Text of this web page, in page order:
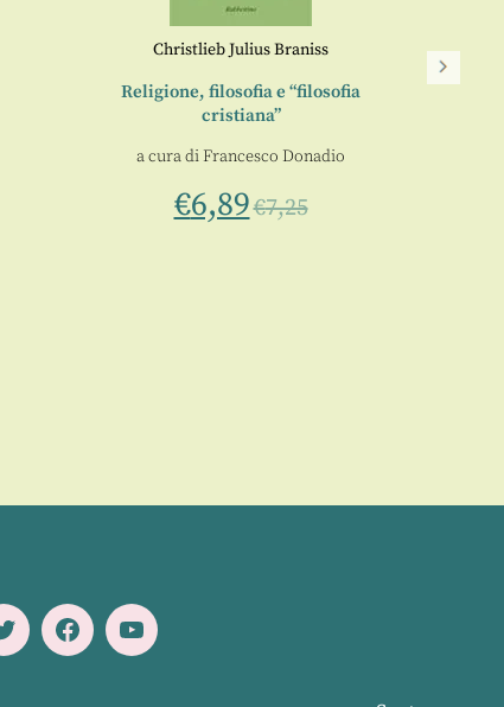
Christlieb Julius Braniss
Religione, filosofia e “filosofia
cristiana”
a cura diFrancesco Donadio
€6,89€7,25
TwitterFacebookYoutube